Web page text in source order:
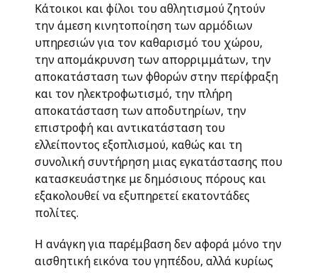
Κάτοικοι και φίλοι του αθλητισμού ζητούν
την άμεση κινητοποίηση των αρμόδιων
υπηρεσιών για τον καθαρισμό του χώρου,
την απομάκρυνση των απορριμμάτων, την
αποκατάσταση των φθορών στην περίφραξη
και τον ηλεκτροφωτισμό, την πλήρη
αποκατάσταση των αποδυτηρίων, την
επιστροφή και αντικατάσταση του
ελλείποντος εξοπλισμού, καθώς και τη
συνολική συντήρηση μιας εγκατάστασης που
κατασκευάστηκε με δημόσιους πόρους και
εξακολουθεί να εξυπηρετεί εκατοντάδες
πολίτες.
Η ανάγκη για παρέμβαση δεν αφορά μόνο την
αισθητική εικόνα του γηπέδου, αλλά κυρίως